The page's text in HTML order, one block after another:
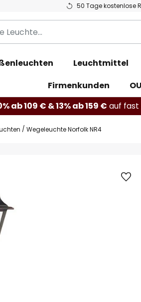
50 Tage kostenlose
Leuchtmittel
Firmenkunden
ab 109 € & 13% ab 159 € auf fast
Wegeleuchte Norfolk NR4